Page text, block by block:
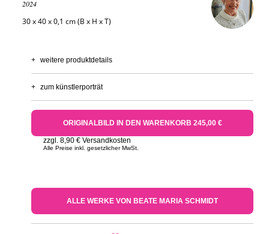
2024
30 x 40 x 0,1 cm (B x H x T)
+ weitere produktdetails
+ zum künstlerporträt
ORIGINALBILD IN DEN WARENKORB 245,00 €
zzgl. 8,90 € Versandkosten
Alle Preise inkl. gesetzlicher MwSt.
ALLE WERKE VON BEATE MARIA SCHMIDT